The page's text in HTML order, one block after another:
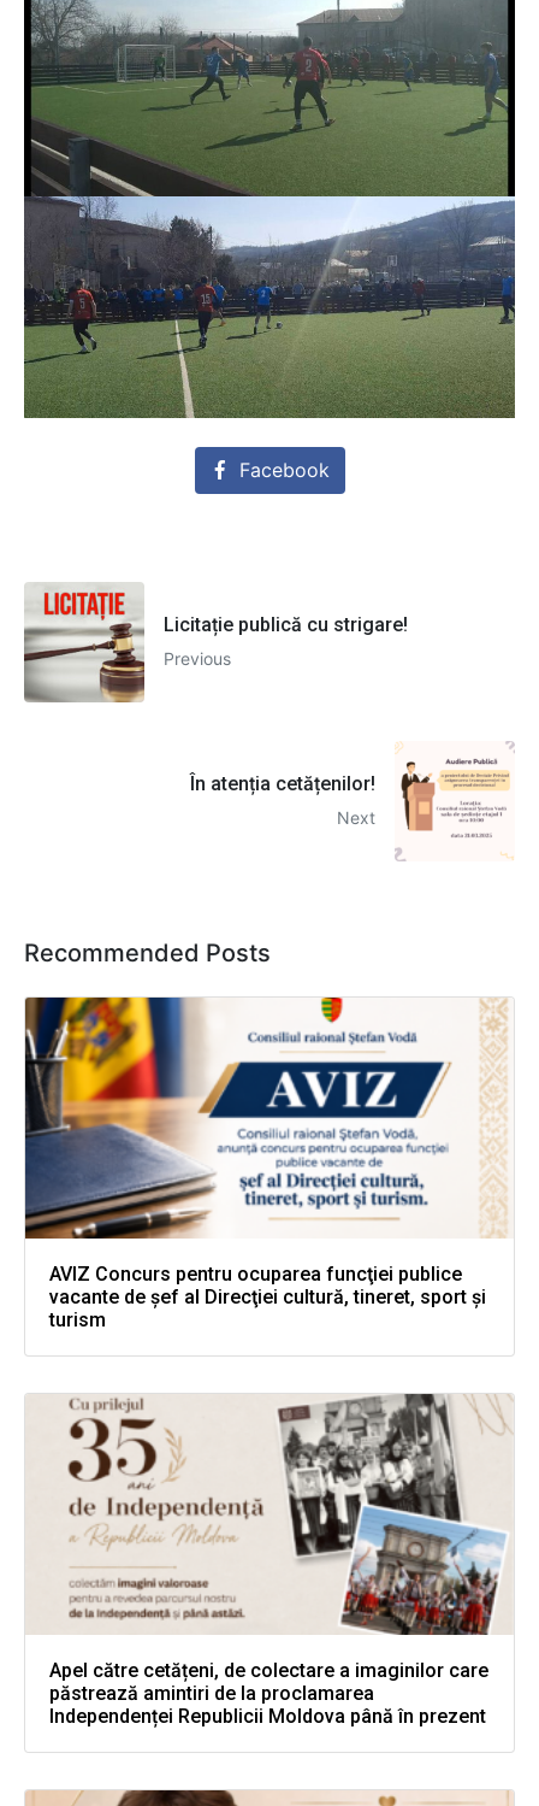
Facebook
Licitație publică cu strigare!
Previous
În atenția cetățenilor!
Next
Recommended Posts
AVIZ Concurs pentru ocuparea funcţiei publice
vacante de şef al Direcţiei cultură, tineret, sport şi
turism
Apel către cetățeni, de colectare a imaginilor care
păstrează amintiri de la proclamarea
Independenței Republicii Moldova până în prezent